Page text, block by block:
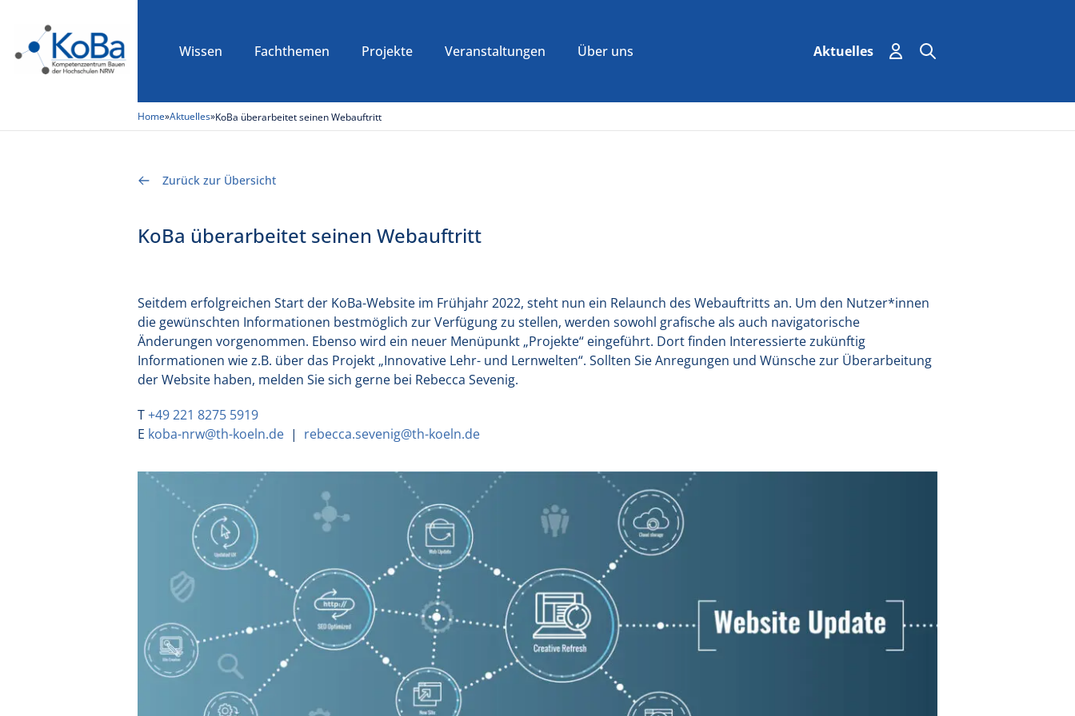
Wissen Fachthemen Projekte Veranstaltungen Über uns Aktuelles Einloggen
Suche
Suchen
Home»Aktuelles»KoBa überarbeitet seinen Webauftritt
Zurück zur Übersicht
KoBa überarbeitet seinen Webauftritt
Seitdem erfolgreichen Start der KoBa-Website im Frühjahr 2022, steht nun ein Relaunch des Webauftritts an. Um den Nutzer*innen
die gewünschten Informationen bestmöglich zur Verfügung zu stellen, werden sowohl grafische als auch navigatorische
Änderungen vorgenommen. Ebenso wird ein neuer Menüpunkt „Projekte“ eingeführt. Dort finden Interessierte zukünftig
Informationen wie z.B. über das Projekt „Innovative Lehr- und Lernwelten“. Sollten Sie Anregungen und Wünsche zur Überarbeitung
der Website haben, melden Sie sich gerne bei Rebecca Sevenig.
T+49 221 8275 5919
E koba-nrw@th-koeln.de | rebecca.sevenig@th-koeln.de